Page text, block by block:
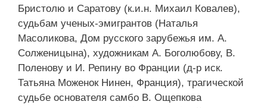
Бристолю и Саратову (к.и.н. Михаил Ковалев),
судьбам ученых-эмигрантов (Наталья
Масоликова, Дом русского зарубежья им. А.
Солженицына), художникам А. Боголюбову, В.
Поленову и И. Репину во Франции (д-р иск.
Татьяна Моженок Нинен, Франция), трагической
судьбе основателя самбо В. Ощепкова